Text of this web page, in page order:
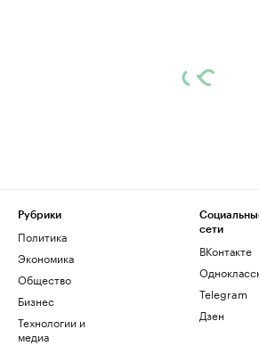
Рубрики
Политика
Экономика
Общество
Бизнес
Технологии и
медиа
сети
ВКонтакте
Telegram
Дзен